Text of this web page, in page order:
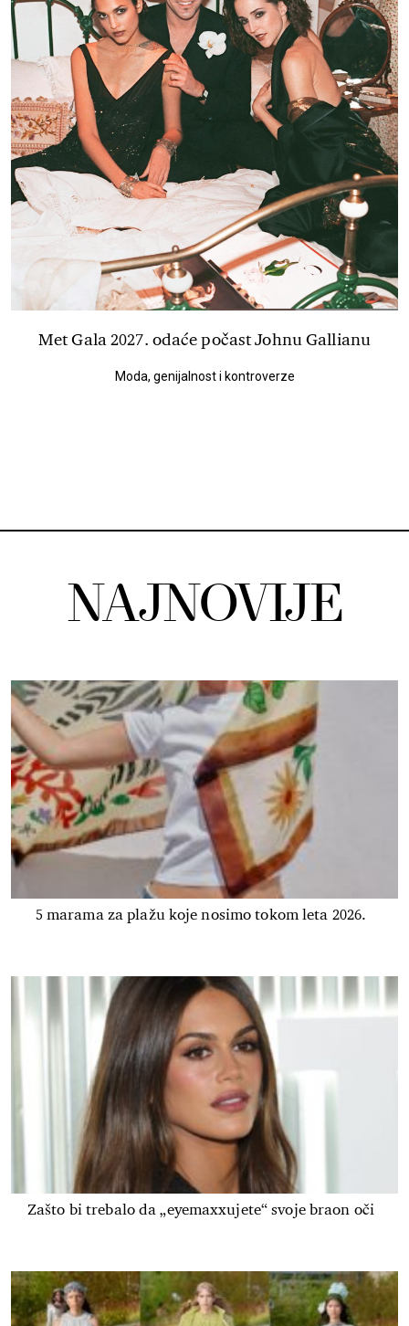
Met Gala 2027. odaće počast Johnu Gallianu
Moda, genijalnost i kontroverze
NAJNOVIJE
5 marama za plažu koje nosimo tokom leta 2026.
Zašto bi trebalo da „eyemaxxujete“ svoje braon oči